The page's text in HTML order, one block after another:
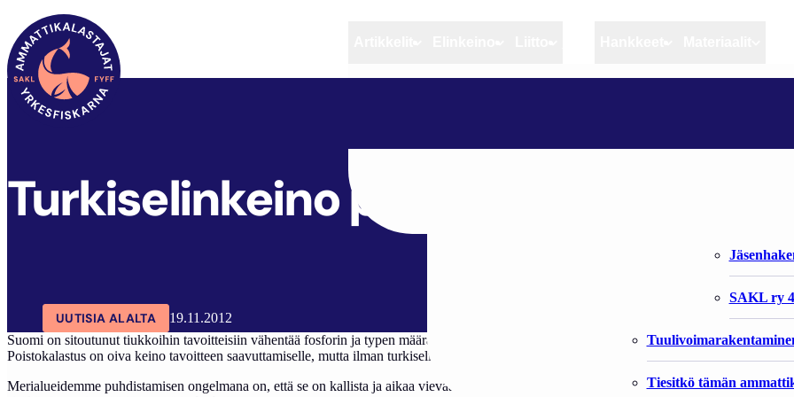
Artikkelit Elinkeino
Rannikko ja
Elinkeinokalatalouden
Kalat ja kalatalous
Vahinkoeläimet
Tiesitkö tämän
Liitto
Liiton
SAKL ry
SAKL ARTIKKELIT
Turkiselinkeino puhdistaa merta
UUTISIA ALALTA
19.11.2012
Suomi on sitoutunut tiukkoihin tavoitteisiin vähentää fosforin ja typen määrää merialueillamme, jotka ovat herkkää murtovettä. Sitoumuksen
Poistokalastus on oiva keino tavoitteen saavuttamiselle, mutta ilman turkiselinkeinoa siihen ei luultavasti yllettäisi.
Merialueidemme puhdistamisen ongelmana on, että se on kallista ja aikaa vievää. Suomalaiskalastajilta tuli aloite käynnistää poistokalastus